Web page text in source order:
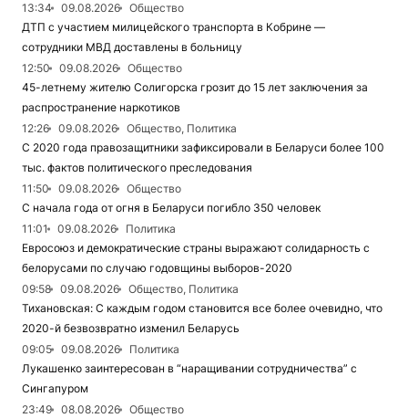
13:34
09.08.2026
Общество
ДТП с участием милицейского транспорта в Кобрине —
сотрудники МВД доставлены в больницу
12:50
09.08.2026
Общество
45-летнему жителю Солигорска грозит до 15 лет заключения за
распространение наркотиков
12:26
09.08.2026
Общество, Политика
С 2020 года правозащитники зафиксировали в Беларуси более 100
тыс. фактов политического преследования
11:50
09.08.2026
Общество
С начала года от огня в Беларуси погибло 350 человек
11:01
09.08.2026
Политика
Евросоюз и демократические страны выражают солидарность с
белорусами по случаю годовщины выборов-2020
09:58
09.08.2026
Общество, Политика
Тихановская: С каждым годом становится все более очевидно, что
2020-й безвозвратно изменил Беларусь
09:05
09.08.2026
Политика
Лукашенко заинтересован в “наращивании сотрудничества” с
Сингапуром
23:49
08.08.2026
Общество